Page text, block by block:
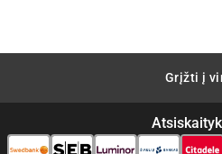
Grįžti į